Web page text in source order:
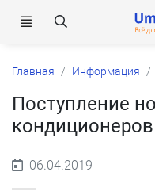
Главная Информация
Поступление
06.04.2019